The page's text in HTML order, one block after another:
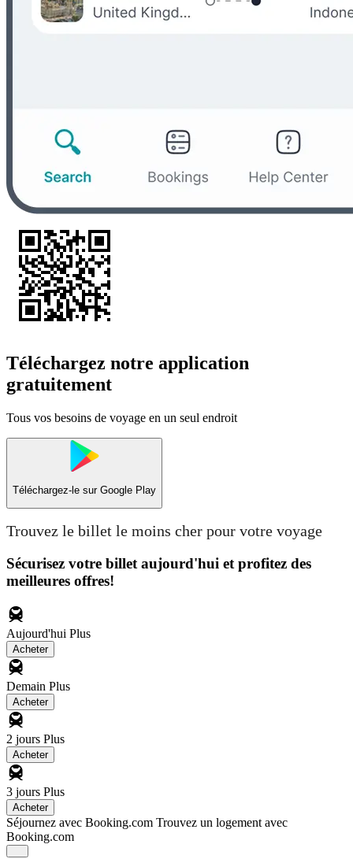
Téléchargez notre application
gratuitement
Tous vos besoins de voyage en un seul endroit
Téléchargez-le sur Google Play
Trouvez le billet le moins cher pour votre voyage
Sécurisez votre billet aujourd'hui et profitez des
meilleures offres!
Aujourd'hui Plus
Acheter
Demain Plus
Acheter
2 jours Plus
Acheter
3 jours Plus
Acheter
Séjournez avec Booking.com Trouvez un logement avec
Booking.com